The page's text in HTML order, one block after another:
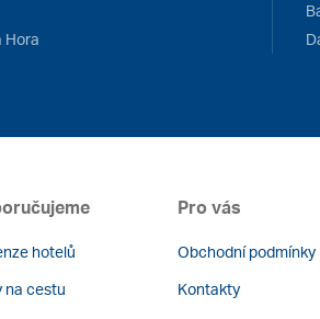
Hora
hotelů
na cestu
Pro vás
Obchodní podmínky
Kontakty